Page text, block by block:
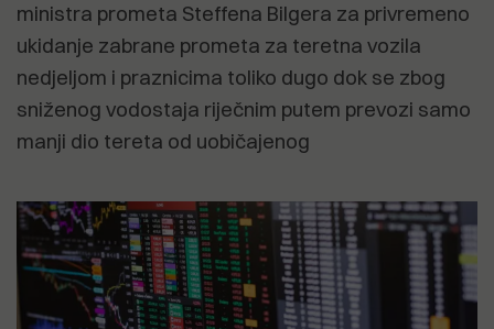
ministra prometa Steffena Bilgera za privremeno
ukidanje zabrane prometa za teretna vozila
nedjeljom i praznicima toliko dugo dok se zbog
sniženog vodostaja riječnim putem prevozi samo
manji dio tereta od uobičajenog